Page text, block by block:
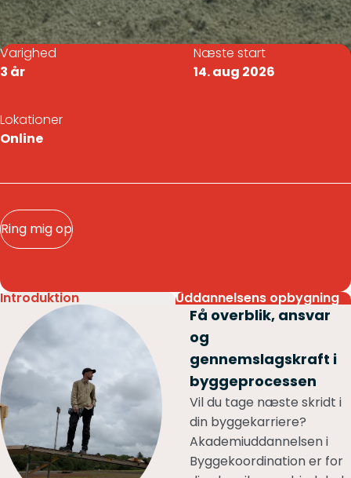
Varighed
3 år
Næste start
14. aug 2026
Lokationer
Online
Ring mig op
Introduktion Uddannelsens opbygning
Få overblik, ansvar
og
gennemslagskraft i
byggeprocessen
Vil du tage næste skridt i
din byggekarriere?
Akademiuddannelsen i
Byggekoordination er for